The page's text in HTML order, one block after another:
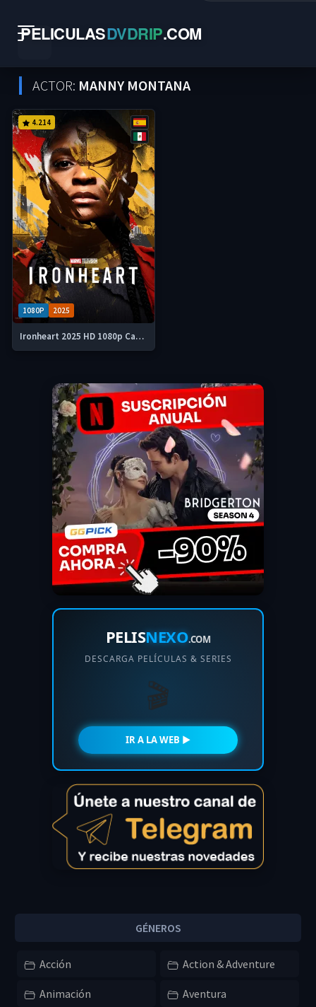
PELICULASDVDRIP.COM
ACTOR: MANNY MONTANA
1080P 2025
4.214
Ironheart 2025 HD 1080p Castellano / Latino Mp4
PELISNEXO.COM
DESCARGA PELÍCULAS & SERIES
🎬
IR A LA WEB ►
GÉNEROS
Acción Action & Adventure
Animación Aventura